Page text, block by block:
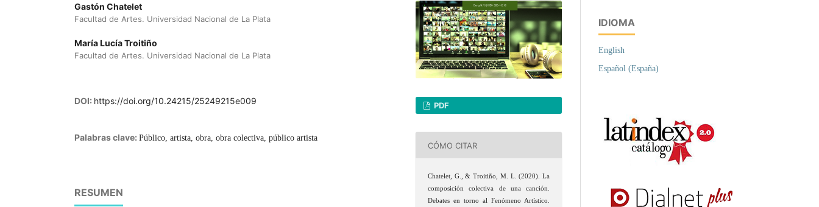
Gastón Chatelet
Facultad de Artes. Universidad Nacional de La Plata
María Lucía Troitiño
Facultad de Artes. Universidad Nacional de La Plata
DOI: https://doi.org/10.24215/25249215e009
Palabras clave: Público, artista, obra, obra colectiva, público artista
RESUMEN
PDF
CÓMO CITAR
Chatelet, G., & Troitiño, M. L. (2020). La
composición colectiva de una canción.
Debates en torno al Fenómeno Artístico.
IDIOMA
English
Español (España)